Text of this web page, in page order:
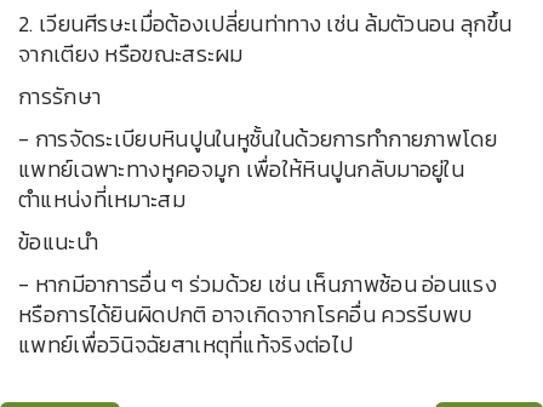
2. เวียนศีรษะเมื่อต้องเปลี่ยนท่าทาง เช่น ล้มตัวนอน ลุกขึ้น
จากเตียง หรือขณะสระผม
การรักษา
- การจัดระเบียบหินปูนในหูชั้นในด้วยการทำกายภาพโดย
แพทย์เฉพาะทางหูคอจมูก เพื่อให้หินปูนกลับมาอยู่ใน
ตำแหน่งที่เหมาะสม
ข้อแนะนำ
- หากมีอาการอื่น ๆ ร่วมด้วย เช่น เห็นภาพซ้อน อ่อนแรง
หรือการได้ยินผิดปกติ อาจเกิดจากโรคอื่น ควรรีบพบ
แพทย์เพื่อวินิจฉัยสาเหตุที่แท้จริงต่อไป